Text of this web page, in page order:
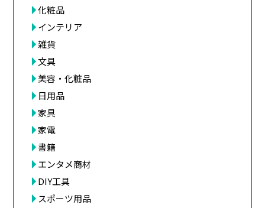
化粧品
インテリア
雑貨
文具
美容・化粧品
日用品
家具
家電
書籍
エンタメ商材
DIY工具
スポーツ用品